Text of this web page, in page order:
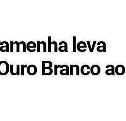
leva
Branco ao